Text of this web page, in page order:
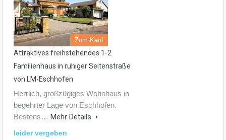
Zum Kauf
Attraktives freihstehendes 1-2
Familienhaus in ruhiger Seitenstraße
von LM-Eschhofen
Herrlich, großzügiges Wohnhaus in
begehrter Lage von Eschhofen.
Bestens… Mehr Details
leider vergeben